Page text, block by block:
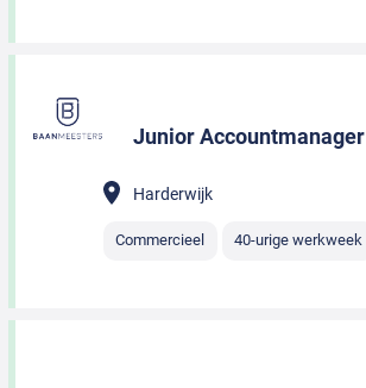
Junior Accountmanager
Harderwijk
Commercieel 40-urige werkweek